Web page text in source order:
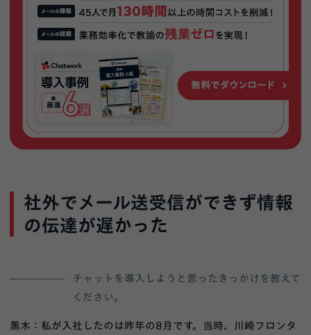
社外でメール送受信ができず情報
の伝達が遅かった
チャットを導入しようと思ったきっかけを教えて
ください。
黒木：私が入社したのは昨年の8月です。当時、川崎フロンタ